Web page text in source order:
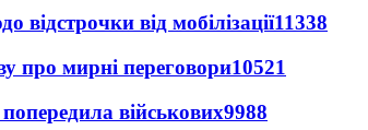
відстрочки від мобілізації11338
про мирні переговори10521
військових9988